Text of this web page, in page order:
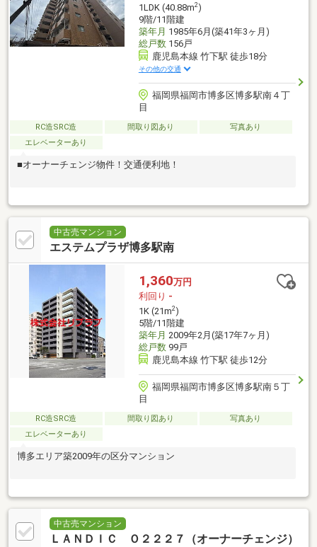
1LDK (40.88m2)
9階/11階建
築年月 1985年6月(築41年3ヶ月)
総戸数156戸
鹿児島本線 竹下駅 徒歩18分
その他の交通
福岡県福岡市博多区博多駅南４丁
目
RC造SRC造 間取り図あり
写真あり
エレベーターあり
■オーナーチェンジ物件！交通便利地！
中古売マンション
エステムプラザ博多駅南
1,360万円
利回り -
1K (21m2)
5階/11階建
築年月 2009年2月(築17年7ヶ月)
総戸数99戸
鹿児島本線 竹下駅 徒歩12分
福岡県福岡市博多区博多駅南５丁
目
RC造SRC造 間取り図あり
写真あり
エレベーターあり
博多エリア築2009年の区分マンション
中古売マンション
ＬＡＮＤＩＣ Ｏ２２２７（オーナーチェンジ）